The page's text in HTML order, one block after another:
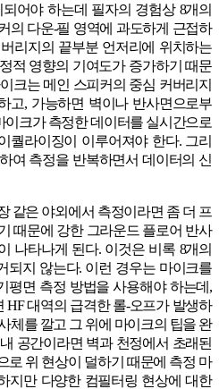
어야 하는데 필자의 경험상 8개의
의 다운-필 영역에 과도하게 근접하
리지의 끝부분 언저리에 위치하는
적 영향의 기여도가 증가하기 때문
크는 메인 스피커의 중심 커버리지
고, 가능하면 벽이나 반사면으로부
이크가 측정한 데이터를 실시간으로
퀄라이징이 이루어져야 한다. 그리
여 측정을 반복하면서 데이터의 신
같은 야외에서 측정이라면 좀 더 프
때문에 강한 그라운드 플로어 반사
나타나게 된다. 이것은 비록 8개의
되지 않는다. 이런 경우는 마이크를
평면 측정 방법을 사용해야 하는데,
HF 대역의 급격한 롤-오프가 발생하
체를 깔고 그 위에 마이크의 팁을 완
공간이라면 벽과 천정에서 초래된
로 위 현상이 덜하기 때문에 측정 마
지만 다양한 컴필터링 현상에 대한